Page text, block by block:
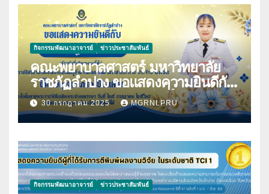
กิจกรรมพัฒนาอาจารย์ ข่าวประชาสัมพันธ์
คณะพยาบาลศาสตร์ มหาวิทยาลัย
ราชภัฏลำปาง ขอแสดงความยินดีกับ
นางมนันญา สายปินตา ที่ได้รับ
พระราชทานเครื่องราชอิสริยาภรณ์
30 กรกฎาคม 2025 MGRNLPRU
กิจกรรมพัฒนาอาจารย์ ข่าวประชาสัมพันธ์